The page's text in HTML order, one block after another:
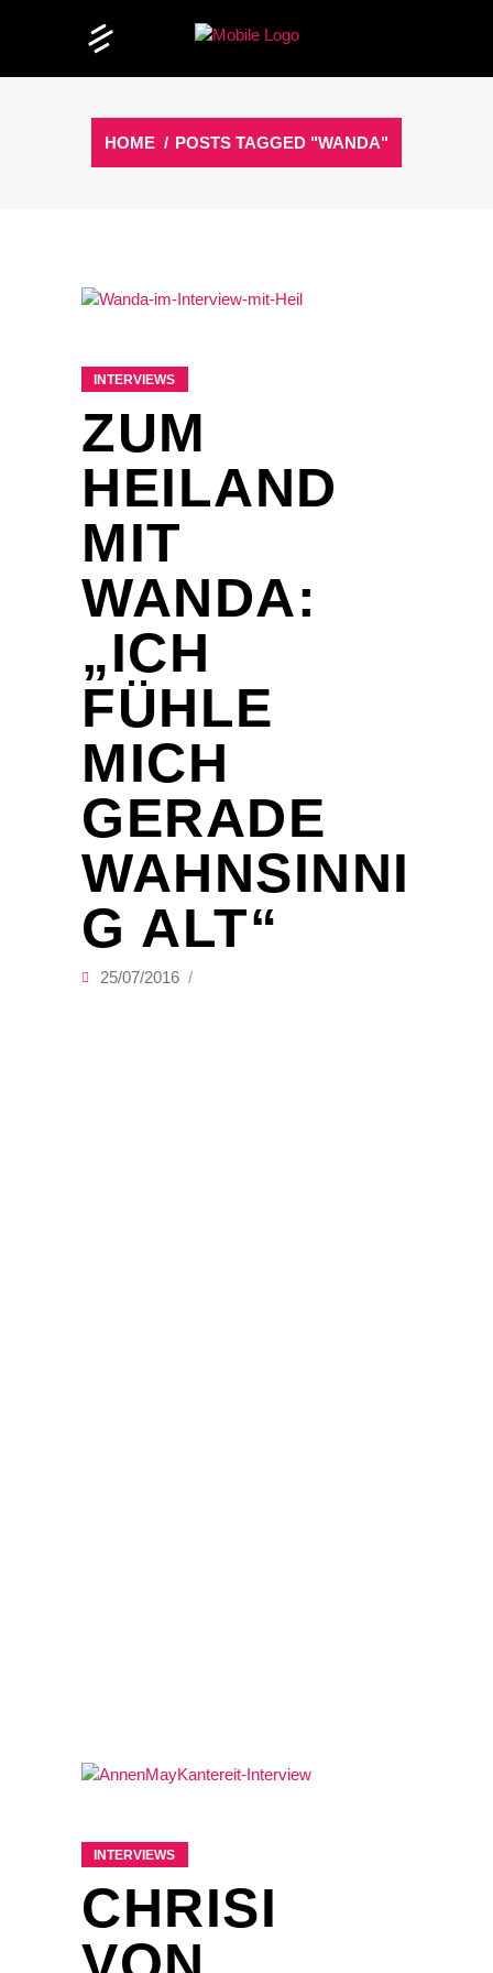
HOME / POSTS TAGGED "WANDA"
INTERVIEWS
ZUM
HEILAND
MIT
WANDA:
„ICH
FÜHLE
MICH
GERADE
WAHNSINNI
G ALT“
25/07/2016
INTERVIEWS
CHRISI